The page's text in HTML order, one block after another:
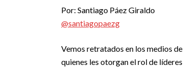
Por: Santiago Páez Giraldo
@santiagopaezg
Vemos retratados en los medios
quienes les otorgan el rol de